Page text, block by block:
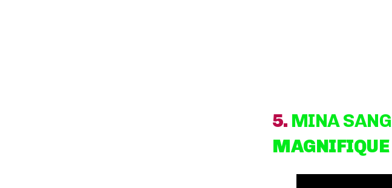
5. MINA SANG
MAGNIFIQUE